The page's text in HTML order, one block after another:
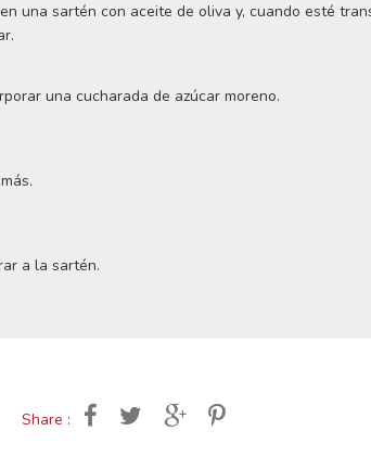
una sartén con aceite de oliva y, cuando esté
una cucharada de azúcar moreno.
a la sartén.
Share :